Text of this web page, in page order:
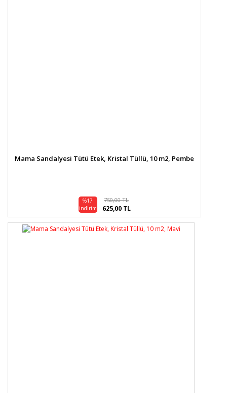
Mama Sandalyesi Tütü Etek, Kristal Tüllü, 10 m2, Pembe
%17
indirim
750,00 TL
625,00 TL